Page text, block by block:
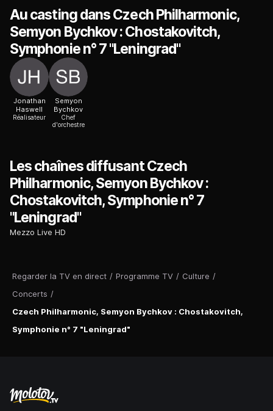
Regarder la TV en direct / Programme TV / Culture /
Concerts /
Czech Philharmonic, Semyon Bychkov : Chostakovitch,
Symphonie n° 7 "Leningrad"
Au casting dans Czech Philharmonic,
Semyon Bychkov : Chostakovitch,
Symphonie n° 7 "Leningrad"
Jonathan
Haswell
Réalisateur
Semyon
Bychkov
Chef
d'orchestre
Les chaînes diffusant Czech
Philharmonic, Semyon Bychkov :
Chostakovitch, Symphonie n° 7
"Leningrad"
Mezzo Live HD